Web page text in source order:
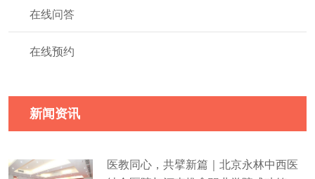
在线问答
在线预约
新闻资讯
医教同心，共擘新篇｜北京永林中西医